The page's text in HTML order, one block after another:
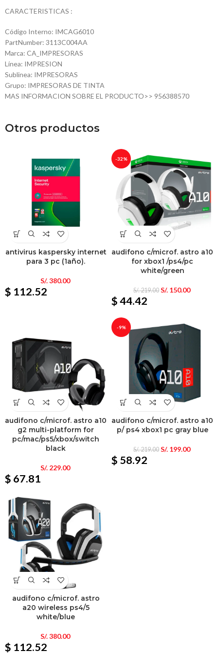
CARACTERISTICAS :
Código Interno: IMCAG6010
PartNumber: 3113C004AA
Marca: CA_IMPRESORAS
Línea: IMPRESION
Sublinea: IMPRESORAS
Grupo: IMPRESORAS DE TINTA
MAS INFORMACION SOBRE EL PRODUCTO>> 956388570
Otros productos
antivirus kaspersky internet
para 3 pc (1año).
S/.380.00
$ 112.52
-32%
audifono c/microf. astro a10
for xbox1 /ps4/pc
white/green
S/.219.00 S/.150.00
$ 44.42
audifono c/microf. astro a10
g2 multi-platform for
pc/mac/ps5/xbox/switch
black
S/.229.00
$ 67.81
-9%
audifono c/microf. astro a10
p/ ps4 xbox1 pc gray blue
S/.219.00 S/.199.00
$ 58.92
audifono c/microf. astro
a20 wireless ps4/5
white/blue
S/.380.00
$ 112.52